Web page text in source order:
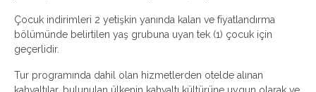
Çocuk indirimleri 2 yetişkin yanında kalan ve fiyatlandırma
bölümünde belirtilen yaş grubuna uyan tek (1) çocuk için
geçerlidir.
Tur programında dahil olan hizmetlerden otelde alınan